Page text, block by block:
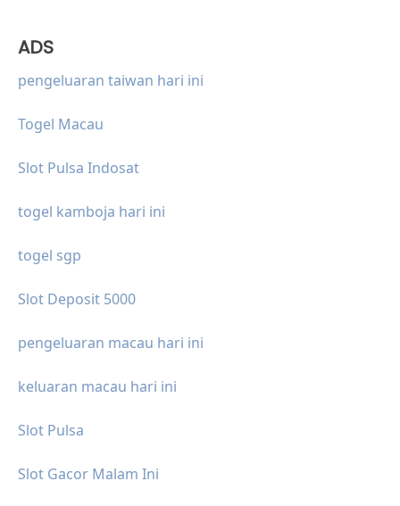
ADS
pengeluaran taiwan hari ini
Togel Macau
Slot Pulsa Indosat
togel kamboja hari ini
togel sgp
Slot Deposit 5000
pengeluaran macau hari ini
keluaran macau hari ini
Slot Pulsa
Slot Gacor Malam Ini